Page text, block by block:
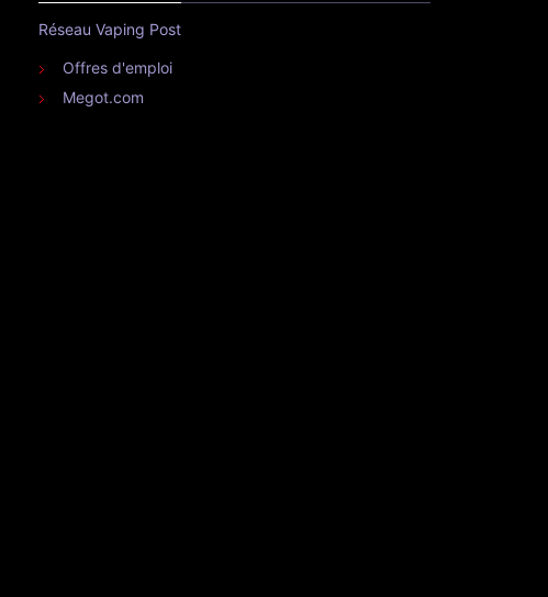
Réseau Vaping Post
Offres d'emploi
Megot.com